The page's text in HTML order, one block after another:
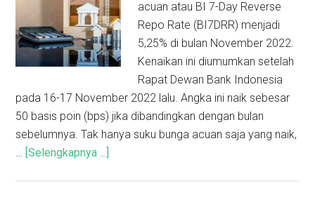
acuan atau BI 7-Day Reverse
Repo Rate (BI7DRR) menjadi
5,25% di bulan November 2022.
Kenaikan ini diumumkan setelah
Rapat Dewan Bank Indonesia
pada 16-17 November 2022 lalu. Angka ini naik sebesar
50 basis poin (bps) jika dibandingkan dengan bulan
sebelumnya. Tak hanya suku bunga acuan saja yang naik,
… [Selengkapnya ...]